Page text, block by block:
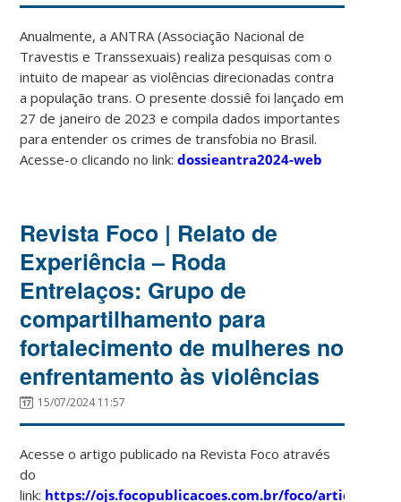
Anualmente, a ANTRA (Associação Nacional de
Travestis e Transsexuais) realiza pesquisas com o
intuito de mapear as violências direcionadas contra
a população trans. O presente dossiê foi lançado em
27 de janeiro de 2023 e compila dados importantes
para entender os crimes de transfobia no Brasil.
Acesse-o clicando no link:dossieantra2024-web
Revista Foco | Relato de
Experiência – Roda
Entrelaços: Grupo de
compartilhamento para
fortalecimento de mulheres no
enfrentamento às violências
15/07/2024 11:57
Acesse o artigo publicado na Revista Foco através
do
link: https://ojs.focopublicacoes.com.br/foco/article/